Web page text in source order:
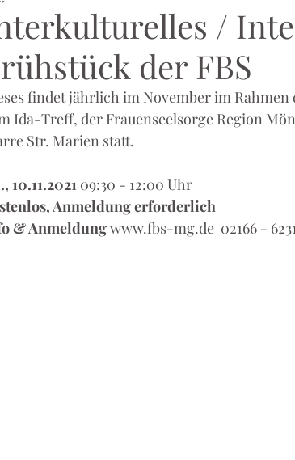
/
der FBS
findet jährlich im November im
Ida-Treff, der Frauenseelsorge Region
Str. Marien statt.
10.11.2021 09:30 - 12:00 Uhr
Anmeldung erforderlich
& Anmeldung www.fbs-mg.de  02166 -